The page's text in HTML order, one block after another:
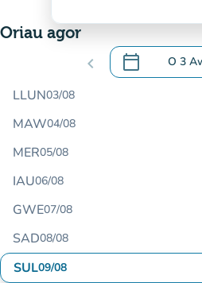
Oriau agor
chevron_left calendar_today O 3
.Agor y
LLUN03/08
MAW04/08
MER05/08
IAU06/08
GWE07/08
SAD08/08
SUL09/08